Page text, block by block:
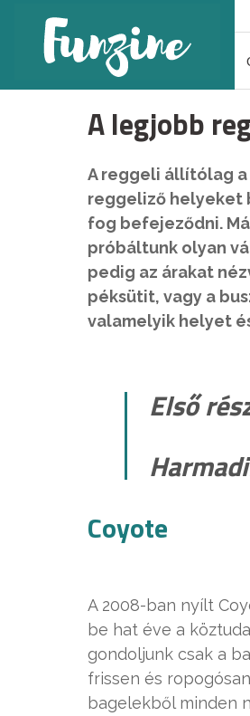
A legjobb
A reggeli állítólag
reggeliző helyeket
fog befejeződni.
próbáltunk olyan
pedig az árakat
péksütit, vagy a
valamelyik helyet
Első
Coyote
A 2008-ban nyílt
be hat éve a
gondoljunk csak a
frissen és
bagelekből minden